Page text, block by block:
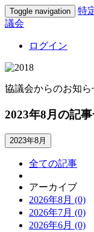
Toggle navigation
特
議会
ログイン
協議会からのお知ら
2023年8月の記
2023年8月
全ての記事
アーカイブ
2026年8月 (0)
2026年7月 (0)
2026年6月 (0)